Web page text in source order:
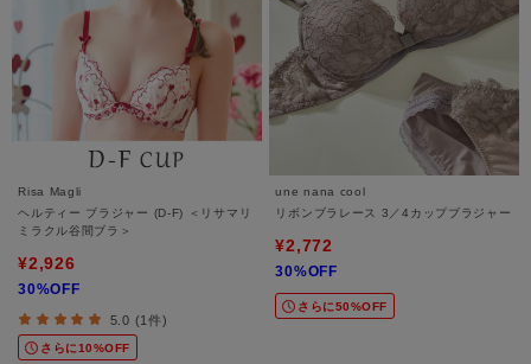
Risa Magli
ヘルティー ブラジャー (D-F) ＜リサマリ
ミラクル谷間ブラ＞
¥2,926
30%OFF
5.0 (1件)
さらに10%OFF
une nana cool
リボンブラレース 3／4カップブラジャー
¥2,772
30%OFF
さらに50%OFF